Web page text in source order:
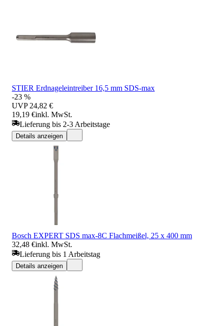
STIER Erdnageleintreiber 16,5 mm SDS-max
-23 %
UVP 24,82 €
19,19 €inkl. MwSt.
Lieferung bis 2-3 Arbeitstage
Details anzeigen
Bosch EXPERT SDS max-8C Flachmeißel, 25 x 400 mm
32,48 €inkl. MwSt.
Lieferung bis 1 Arbeitstag
Details anzeigen